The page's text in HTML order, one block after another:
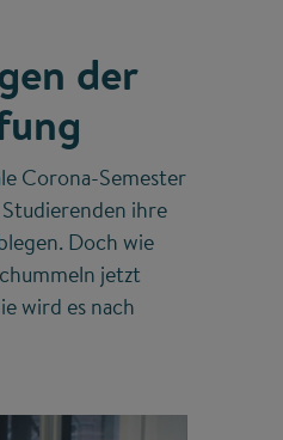
der
Corona-Semester
ihre
Doch wie
jetzt
wird es nach